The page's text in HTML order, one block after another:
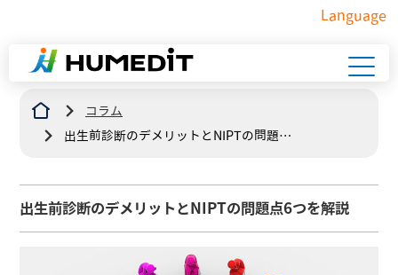
Language
コラム
出生前診断のデメリットとNIPTの問題点
出生前診断のデメリットとNIPTの問題点6つを解説